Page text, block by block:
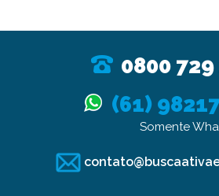
0800 729
(61)
Somente